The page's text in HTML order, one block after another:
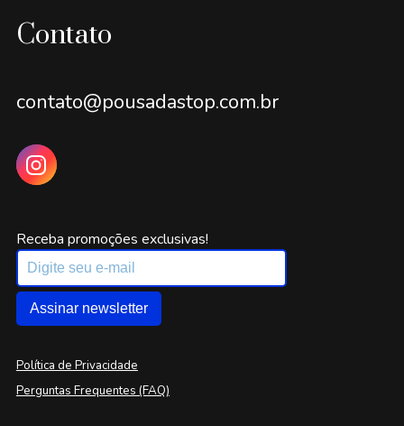
Contato
contato@pousadastop.com.br
Receba promoções exclusivas!
Assinar newsletter
Política de Privacidade
Perguntas Frequentes (FAQ)